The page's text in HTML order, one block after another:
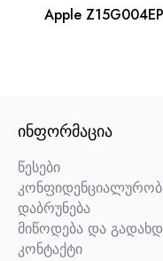
Apple
ᲘᲜᲤᲝᲠᲛᲐᲪᲘᲐ
წესები
დაბრუნება
მიწოდება და
კონტაქტი